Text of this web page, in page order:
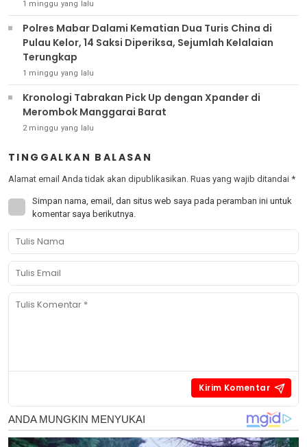
1 minggu yang lalu
Polres Mabar Dalami Kematian Dua Turis China di
Pulau Kelor, 14 Saksi Diperiksa, Sejumlah Kelalaian
Terungkap
1 minggu yang lalu
Kronologi Tabrakan Pick Up dengan Xpander di
Merombok Manggarai Barat
2 minggu yang lalu
TINGGALKAN BALASAN
Alamat email Anda tidak akan dipublikasikan. Ruas yang wajib ditandai *
Simpan nama, email, dan situs web saya pada peramban ini untuk
komentar saya berikutnya.